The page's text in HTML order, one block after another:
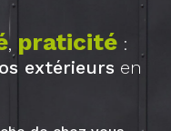
, praticité:
extérieurs en